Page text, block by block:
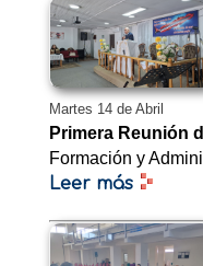
Martes 14 de Abril
Primera Reunión
Formación y
Leer más